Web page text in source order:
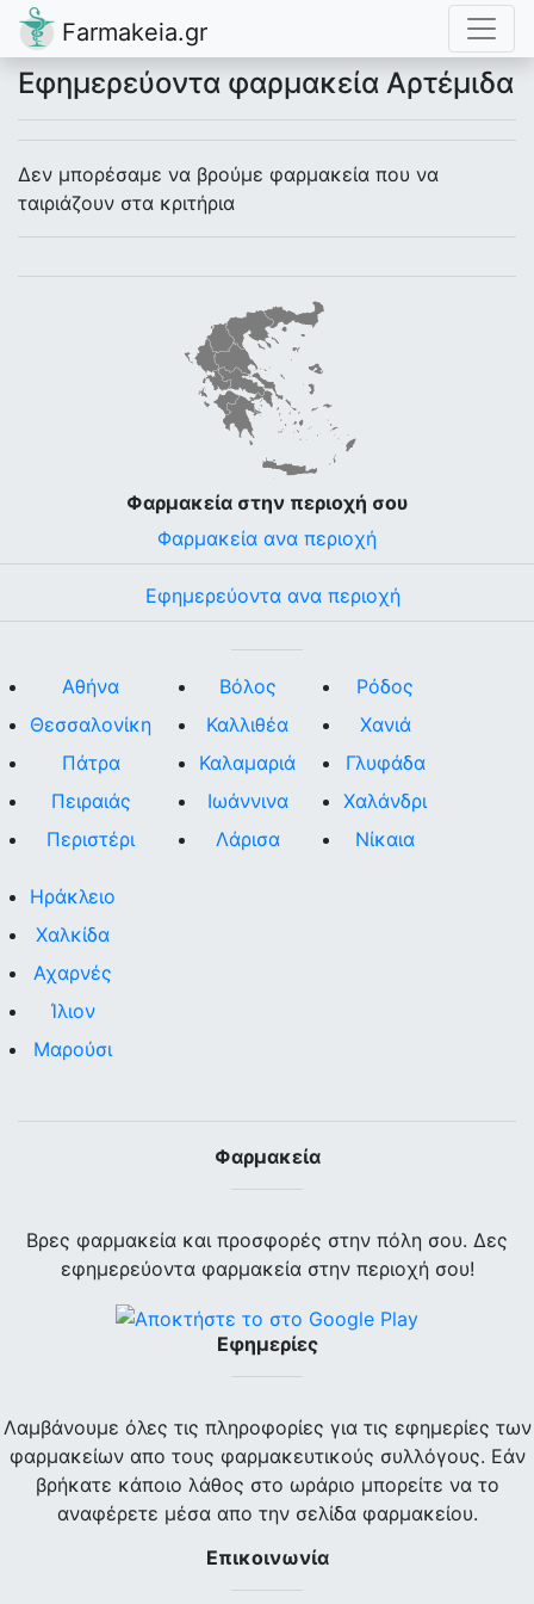
Farmakeia.gr
Εφημερεύοντα φαρμακεία Αρτέμιδα
Δεν μπορέσαμε να βρούμε φαρμακεία που να
ταιριάζουν στα κριτήρια
Φαρμακεία στην περιοχή σου
Φαρμακεία ανα περιοχή
Εφημερεύοντα ανα περιοχή
Αθήνα
Θεσσαλονίκη
Πάτρα
Πειραιάς
Περιστέρι
Βόλος
Καλλιθέα
Καλαμαριά
Ιωάννινα
Λάρισα
Ρόδος
Χανιά
Γλυφάδα
Χαλάνδρι
Νίκαια
Ηράκλειο
Χαλκίδα
Αχαρνές
Ίλιον
Μαρούσι
Φαρμακεία
Βρες φαρμακεία και προσφορές στην πόλη σου. Δες
εφημερεύοντα φαρμακεία στην περιοχή σου!
Εφημερίες
Λαμβάνουμε όλες τις πληροφορίες για τις εφημερίες των
φαρμακείων απο τους φαρμακευτικούς συλλόγους. Εάν
βρήκατε κάποιο λάθος στο ωράριο μπορείτε να το
αναφέρετε μέσα απο την σελίδα φαρμακείου.
Επικοινωνία